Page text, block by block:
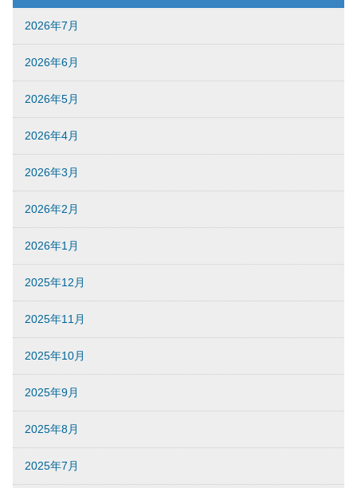
2026年7月
2026年6月
2026年5月
2026年4月
2026年3月
2026年2月
2026年1月
2025年12月
2025年11月
2025年10月
2025年9月
2025年8月
2025年7月